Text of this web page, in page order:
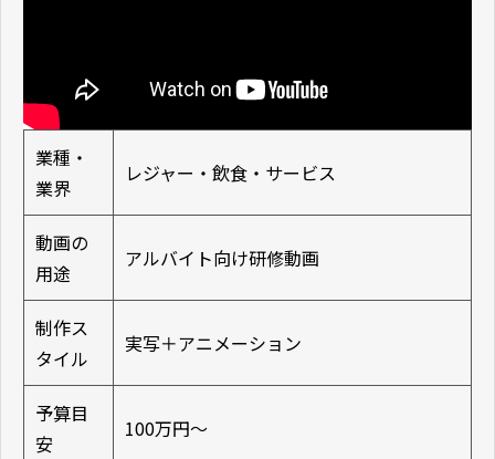
業種・
業界
レジャー・飲食・サービス
動画の
用途
アルバイト向け研修動画
制作ス
タイル
実写＋アニメーション
予算目
安
100万円〜